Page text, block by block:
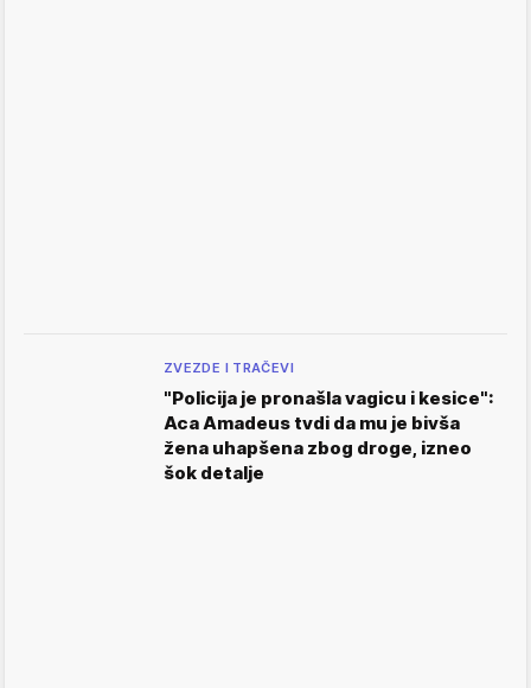
ZVEZDE I TRAČEVI
"Policija je pronašla vagicu i kesice":
Aca Amadeus tvdi da mu je bivša
žena uhapšena zbog droge, izneo
šok detalje